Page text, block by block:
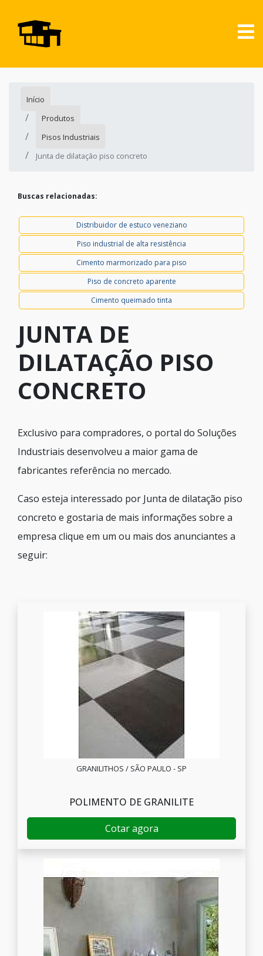
Início
Produtos
Pisos Industriais
Junta de dilatação piso concreto
Buscas relacionadas:
Distribuidor de estuco veneziano
Piso industrial de alta resistência
Cimento marmorizado para piso
Piso de concreto aparente
Cimento queimado tinta
JUNTA DE
DILATAÇÃO PISO
CONCRETO
Exclusivo para compradores, o portal do Soluções
Industriais desenvolveu a maior gama de
fabricantes referência no mercado.
Caso esteja interessado por Junta de dilatação piso
concreto e gostaria de mais informações sobre a
empresa clique em um ou mais dos anunciantes a
seguir:
GRANILITHOS / SÃO PAULO - SP
POLIMENTO DE GRANILITE
Cotar agora